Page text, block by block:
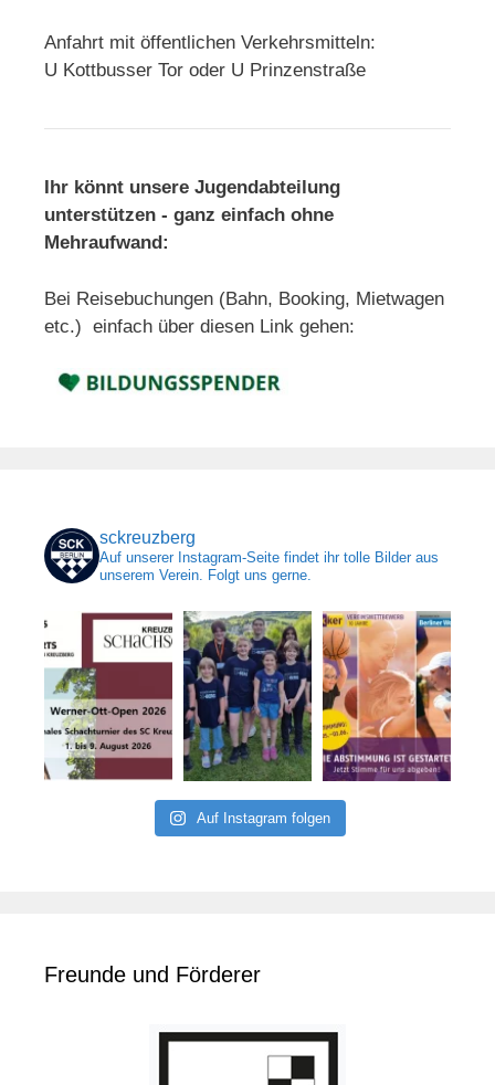
Anfahrt mit öffentlichen Verkehrsmitteln:
U Kottbusser Tor oder U Prinzenstraße
Ihr könnt unsere Jugendabteilung
unterstützen - ganz einfach ohne
Mehraufwand:
Bei Reisebuchungen (Bahn, Booking, Mietwagen
etc.) einfach über diesen Link gehen:
sckreuzberg
Auf unserer Instagram-Seite findet ihr tolle Bilder aus
unserem Verein. Folgt uns gerne.
Auf Instagram folgen
Freunde und Förderer